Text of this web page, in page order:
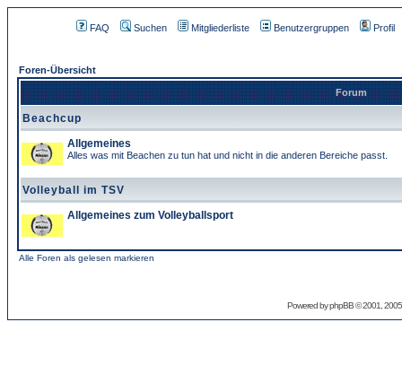
FAQ Suchen Mitgliederliste Benutzergruppen Profil
Foren-Übersicht
Forum
Beachcup
Allgemeines
Alles was mit Beachen zu tun hat und nicht in die anderen Bereiche passt.
Volleyball im TSV
Allgemeines zum Volleyballsport
Alle Foren als gelesen markieren
Powered byphpBB© 2001,